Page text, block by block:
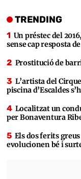
TRENDING
Un préstec del
sense cap resposta
Prostitució de
L’artista del
piscina d’Escaldes
Localitzat un
per Bonaventura
Els dos ferits
evolucionen bé i